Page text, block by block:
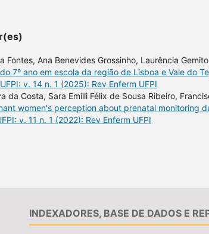
Fontes, Ana Benevides Grossinho, Laurência
7º ano em escola da região de Lisboa e Vale do
v. 14 n. 1 (2025): Rev Enferm UFPI
da Costa, Sara Emilli Félix de Sousa Ribeiro,
women's perception about prenatal monitoring
v. 11 n. 1 (2022): Rev Enferm UFPI
INDEXADORES, BASE DE DADOS E